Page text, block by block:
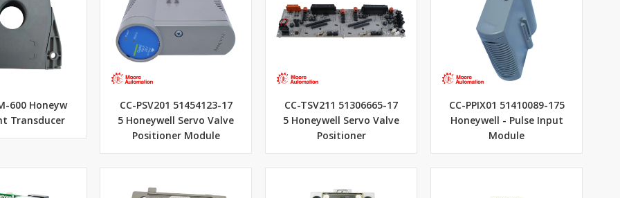
600 Honeyw
Transducer
CC-PSV201 51454123-17
5 Honeywell Servo Valve
Positioner Module
CC-TSV211 51306665-17
5 Honeywell Servo Valve
Positioner
CC-PPIX01 51410089-175
Honeywell - Pulse Input
Module